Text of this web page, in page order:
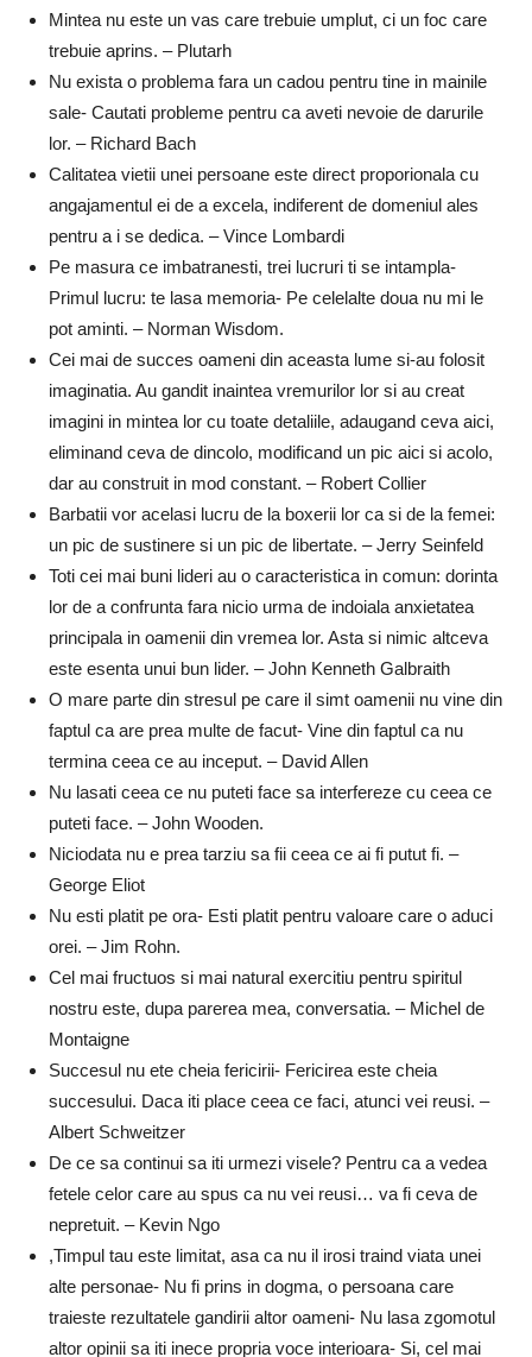
Mintea nu este un vas care trebuie umplut, ci un foc care
trebuie aprins. – Plutarh
Nu exista o problema fara un cadou pentru tine in mainile
sale- Cautati probleme pentru ca aveti nevoie de darurile
lor. – Richard Bach
Calitatea vietii unei persoane este direct proporionala cu
angajamentul ei de a excela, indiferent de domeniul ales
pentru a i se dedica. – Vince Lombardi
Pe masura ce imbatranesti, trei lucruri ti se intampla-
Primul lucru: te lasa memoria- Pe celelalte doua nu mi le
pot aminti. – Norman Wisdom.
Cei mai de succes oameni din aceasta lume si-au folosit
imaginatia. Au gandit inaintea vremurilor lor si au creat
imagini in mintea lor cu toate detaliile, adaugand ceva aici,
eliminand ceva de dincolo, modificand un pic aici si acolo,
dar au construit in mod constant. – Robert Collier
Barbatii vor acelasi lucru de la boxerii lor ca si de la femei:
un pic de sustinere si un pic de libertate. – Jerry Seinfeld
Toti cei mai buni lideri au o caracteristica in comun: dorinta
lor de a confrunta fara nicio urma de indoiala anxietatea
principala in oamenii din vremea lor. Asta si nimic altceva
este esenta unui bun lider. – John Kenneth Galbraith
O mare parte din stresul pe care il simt oamenii nu vine din
faptul ca are prea multe de facut- Vine din faptul ca nu
termina ceea ce au inceput. – David Allen
Nu lasati ceea ce nu puteti face sa interfereze cu ceea ce
puteti face. – John Wooden.
Niciodata nu e prea tarziu sa fii ceea ce ai fi putut fi. –
George Eliot
Nu esti platit pe ora- Esti platit pentru valoare care o aduci
orei. – Jim Rohn.
Cel mai fructuos si mai natural exercitiu pentru spiritul
nostru este, dupa parerea mea, conversatia. – Michel de
Montaigne
Succesul nu ete cheia fericirii- Fericirea este cheia
succesului. Daca iti place ceea ce faci, atunci vei reusi. –
Albert Schweitzer
De ce sa continui sa iti urmezi visele? Pentru ca a vedea
fetele celor care au spus ca nu vei reusi… va fi ceva de
nepretuit. – Kevin Ngo
,Timpul tau este limitat, asa ca nu il irosi traind viata unei
alte personae- Nu fi prins in dogma, o persoana care
traieste rezultatele gandirii altor oameni- Nu lasa zgomotul
altor opinii sa iti inece propria voce interioara- Si, cel mai